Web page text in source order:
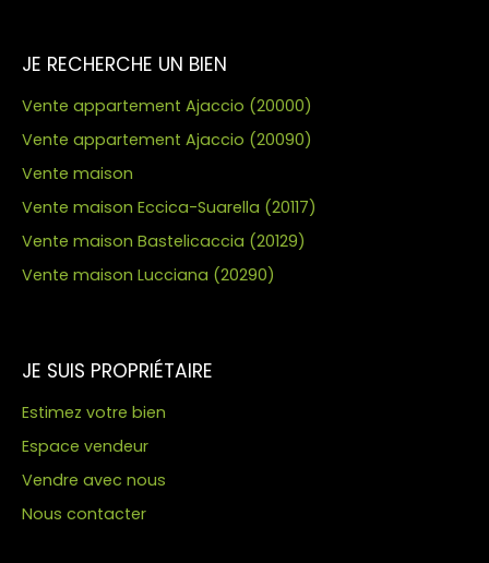
JE RECHERCHE UN BIEN
Vente appartement Ajaccio (20000)
Vente appartement Ajaccio (20090)
Vente maison
Vente maison Eccica-Suarella (20117)
Vente maison Bastelicaccia (20129)
Vente maison Lucciana (20290)
JE SUIS PROPRIÉTAIRE
Estimez votre bien
Espace vendeur
Vendre avec nous
Nous contacter